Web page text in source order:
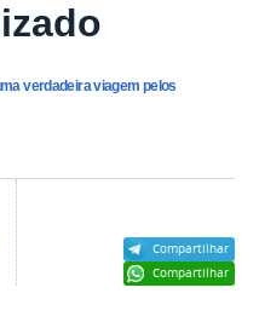
verdadeira viagem pelos
Compartilhar
Compartilhar